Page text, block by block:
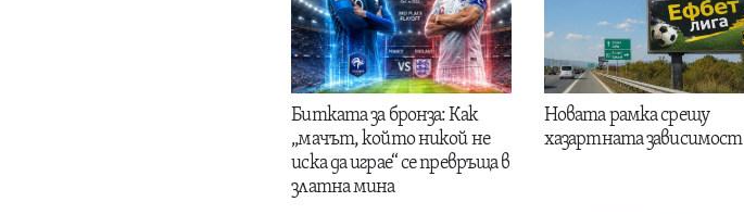
Битката за бронза: Как
„мачът, който никой не
иска да играе“ се превръща в
златна мина
Новата рамка срещу
хазартната зависимост